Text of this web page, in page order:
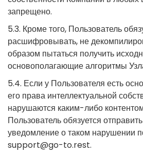
запрещено.
5.3. Кроме того, Пользователь
расшифровывать, не
образом пытаться получить
основополагающие алгоритмы
5.4. Если у Пользователя есть
его права интеллектуальной
нарушаются каким-либо
Пользователь обязуется
уведомление о таком нарушении
support@go-to.rest.